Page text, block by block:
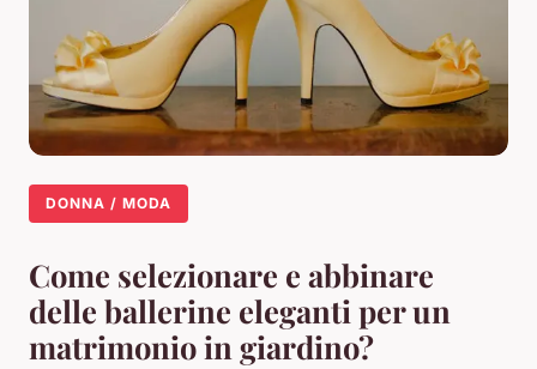
DONNA / MODA
Come selezionare e abbinare
delle ballerine eleganti per un
matrimonio in giardino?